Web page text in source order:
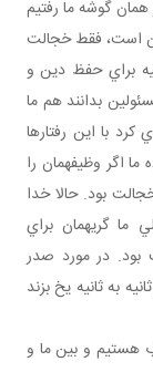
گوشه ما رفتيم
است، فقط خجالت
براي حفظ دين و
بدانند هم ما
کرد با اين رفتارها
اگر وظيفه مان را
بود. حالا خدا
گريه مان براي
بود. در مورد صدر
به ثانيه يخ بزند
هستيم و بين ما و